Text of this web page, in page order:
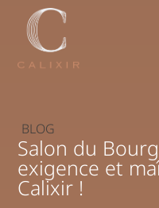
BLOG
Salon du
exigence et
Calixir !